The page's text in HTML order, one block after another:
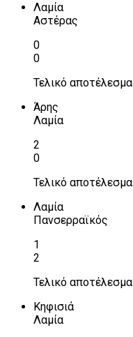
Λαμία
Αστέρας
0
0
Τελικό αποτέλεσμα
Άρης
Λαμία
2
0
Τελικό αποτέλεσμα
Λαμία
Πανσερραϊκός
1
2
Τελικό αποτέλεσμα
Κηφισιά
Λαμία